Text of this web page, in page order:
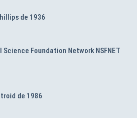
de 1936
Science Foundation Network NSFNET
de 1986